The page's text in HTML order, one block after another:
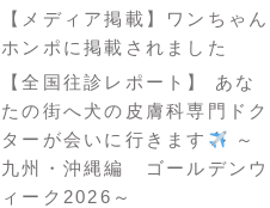
【メディア掲載】ワンちゃん
ホンポに掲載されました
【全国往診レポート】 あな
たの街へ犬の皮膚科専門ドク
ターが会いに行きます
～
九州・沖縄編 ゴールデンウ
ィーク2026～